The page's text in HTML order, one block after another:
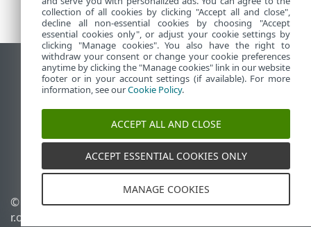
デスクトップサイトの表示
End of Life
ESETナレッジベース
ESETフォーラム
ESET Status Portal
地域サポート
© 1992 - 2026 ESET, spol. s
r.o. - All rights reserved.
Cookieの管理
collection of all cookies by clicking "Accept all and close",
decline all non-essential cookies by choosing "Accept
essential cookies only", or adjust your cookie settings by
clicking "Manage cookies". You also have the right to
withdraw your consent or change your cookie preferences
anytime by clicking the "Manage cookies" link in our website
footer or in your account settings (if available). For more
information, see ourCookie Policy.
ACCEPT ALL AND CLOSE
ACCEPT ESSENTIAL COOKIES ONLY
MANAGE COOKIES